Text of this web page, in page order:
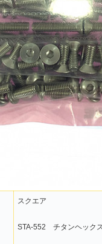
スクエア
STA-552 チタンヘック